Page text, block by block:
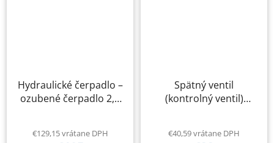
Hydraulické čerpadlo –
ozubené čerpadlo 2,1
€129,15 vrátane DPH
Spätný ventil
(kontrolný ventil)
€40,59 vrátane DPH